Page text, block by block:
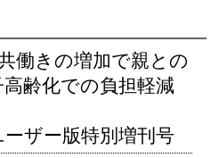
働きの増加で親との
齢化での負担軽減
ーザー版特別増刊号